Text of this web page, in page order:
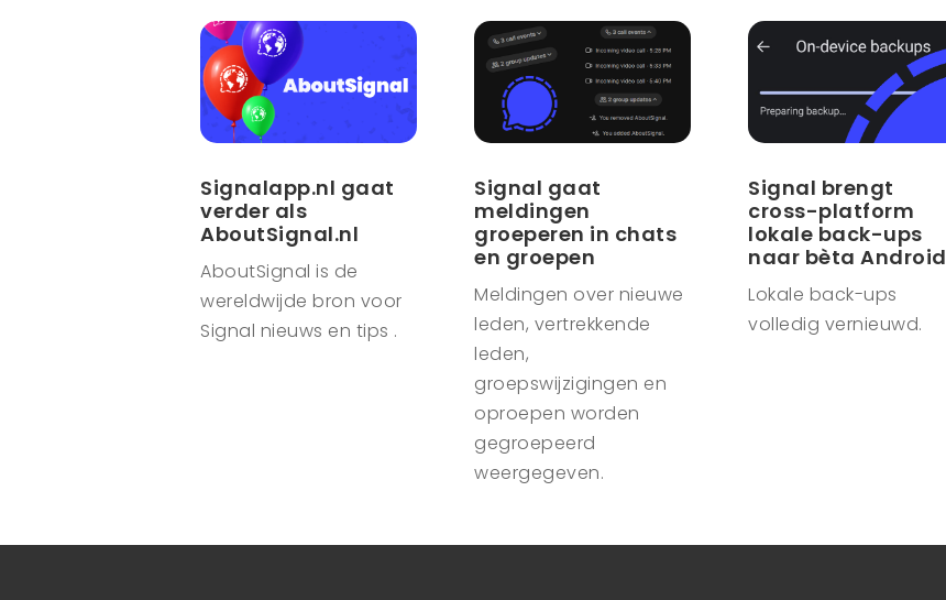
Signalapp.nl gaat
verder als
AboutSignal.nl
AboutSignal is de
wereldwijde bron voor
Signal nieuws en tips .
Signal gaat
meldingen
groeperen in chats
en groepen
Meldingen over nieuwe
leden, vertrekkende
leden,
groepswijzigingen en
oproepen worden
gegroepeerd
weergegeven.
Signal brengt
cross-platform
lokale back-ups
naar bèta Android
Lokale back-ups
volledig vernieuwd.